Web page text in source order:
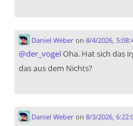
Daniel Weberon 8/4/2026,
@der_vogelOha. Hat sich das
das aus dem Nichts?
Daniel Weberon 8/3/2026,